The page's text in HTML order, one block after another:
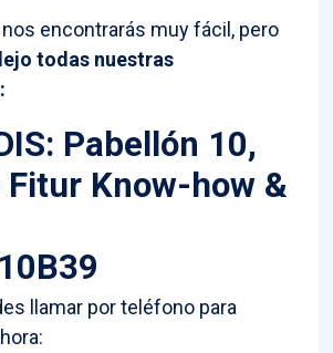
encontrarás muy fácil, pero
todas nuestras
Pabellón 10,
Fitur Know-how &
llamar por teléfono para